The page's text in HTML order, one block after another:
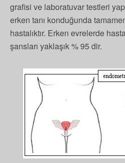
grafisi ve laboratuvar testleri
erken tanı konduğunda
hastalıktır. Erken evrelerde
şansları yaklaşık % 95 dir.